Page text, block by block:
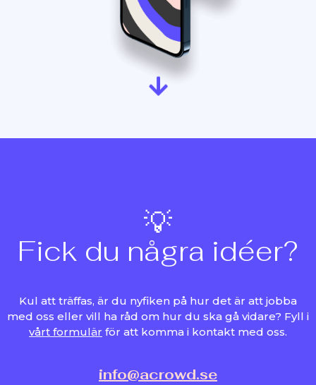
💡
Fick du några idéer?
Kul att träffas, är du nyfiken på hur det är att jobba
med oss eller vill ha råd om hur du ska gå vidare? Fyll i
vårt formulär för att komma i kontakt med oss.
info@acrowd.se